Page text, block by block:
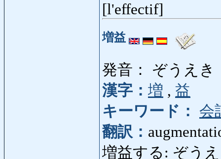
[l'effectif]
増益
発音： ぞうえき
漢字： 増 , 益
キーワード：
会
翻訳：
増益する: ぞうえ